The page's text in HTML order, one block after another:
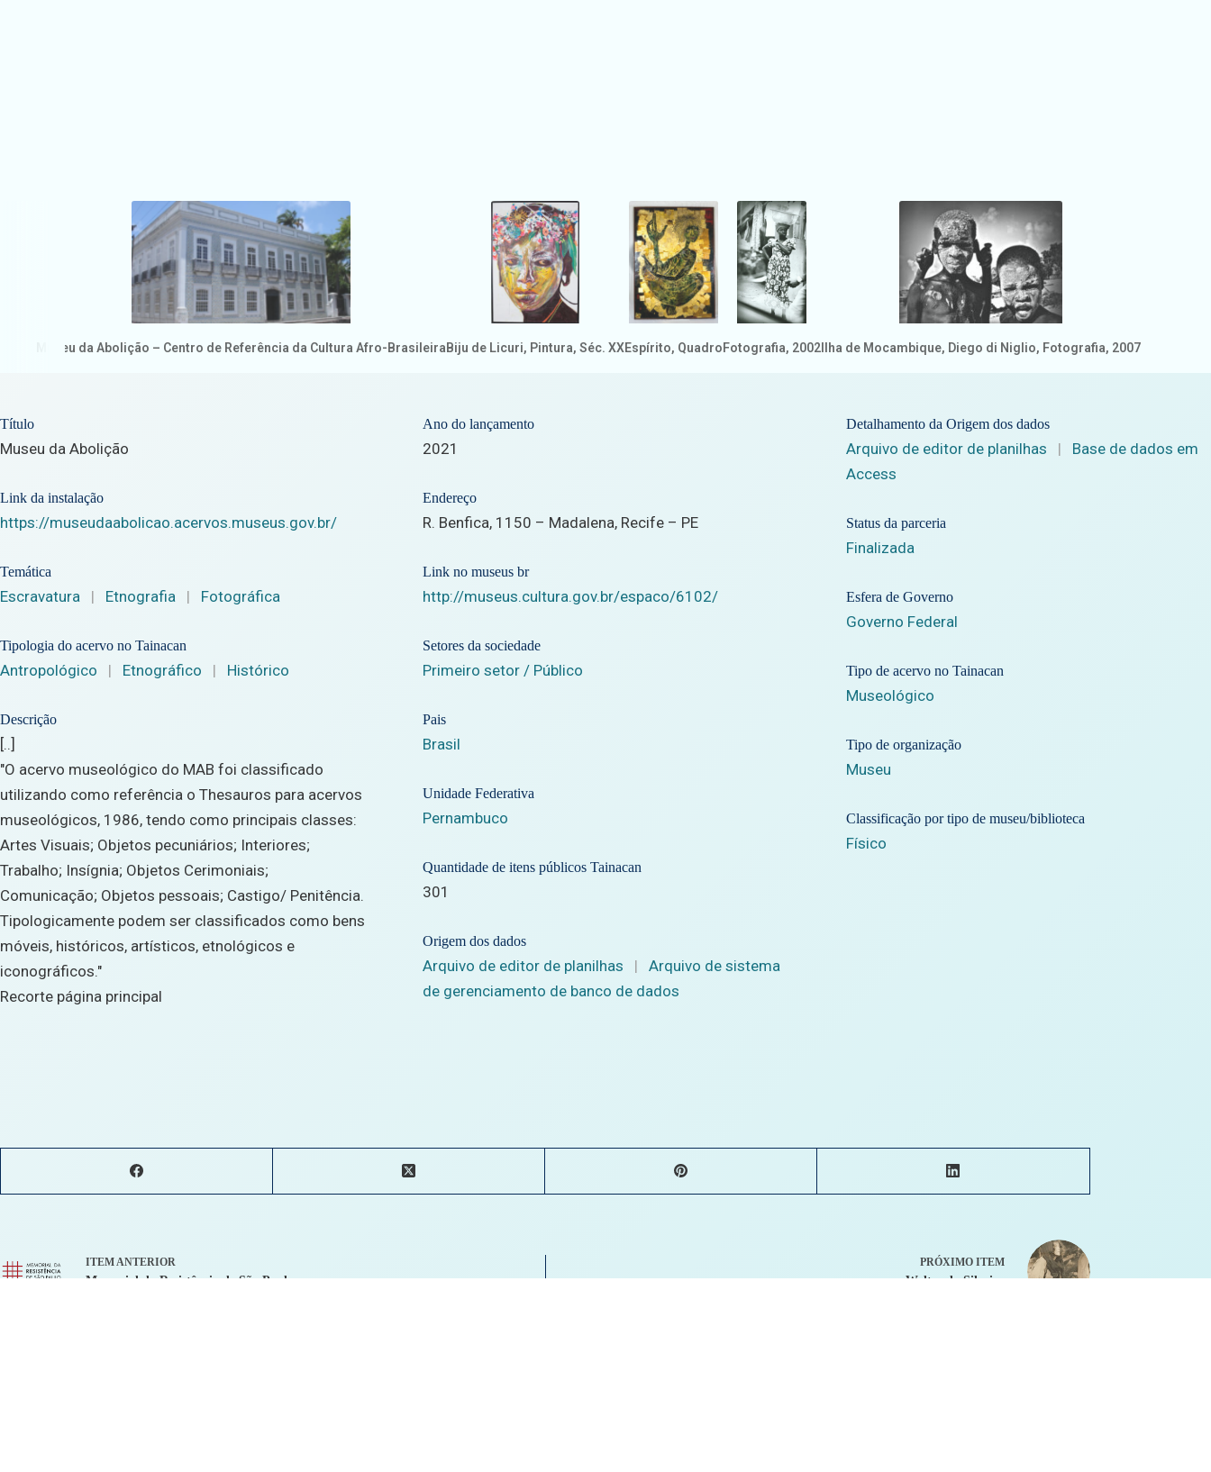
Museu da Abolição – Centro de Referência da Cultura Afro-BrasileiraBiju de Licuri, Pintura, Séc. XXEspírito, QuadroFotografia, 2002Ilha de Mocambique, Diego di Niglio, Fotografia, 2007
Título
Museu da Abolição
Link da instalação
https://museudaabolicao.acervos.museus.gov.br/
Temática
Escravatura | Etnografia | Fotográfica
Tipologia do acervo no Tainacan
Antropológico | Etnográfico | Histórico
Descrição
[..]
"O acervo museológico do MAB foi classificado
utilizando como referência o Thesauros para acervos
museológicos, 1986, tendo como principais classes:
Artes Visuais; Objetos pecuniários; Interiores;
Trabalho; Insígnia; Objetos Cerimoniais;
Comunicação; Objetos pessoais; Castigo/ Penitência.
Tipologicamente podem ser classificados como bens
móveis, históricos, artísticos, etnológicos e
iconográficos."
Recorte página principal
Ano do lançamento
2021
Endereço
R. Benfica, 1150 – Madalena, Recife – PE
Link no museus br
http://museus.cultura.gov.br/espaco/6102/
Setores da sociedade
Primeiro setor / Público
Pais
Brasil
Unidade Federativa
Pernambuco
Quantidade de itens públicos Tainacan
301
Origem dos dados
Arquivo de editor de planilhas |
Arquivo de sistema
de gerenciamento de banco de dados
Detalhamento da Origem dos dados
Arquivo de editor de planilhas |
Base de dados em
Access
Status da parceria
Finalizada
Esfera de Governo
Governo Federal
Tipo de acervo no Tainacan
Museológico
Tipo de organização
Museu
Classificação por tipo de museu/biblioteca
Físico
ITEM ANTERIOR
Memorial da Resistência de São Paulo
PRÓXIMO ITEM
Walter da Silveira